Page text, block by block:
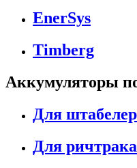
EnerSys
Timberg
Аккумуляторы
Для
Для ричтрака